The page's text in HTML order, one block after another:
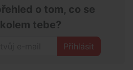
o tom, co se
tebe?
Přihlásit